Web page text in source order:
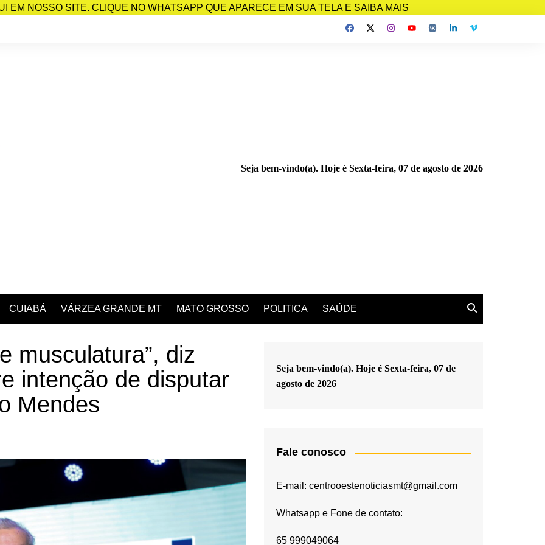
EM NOSSO SITE. CLIQUE NO WHATSAPP QUE APARECE EM SUA TELA E SAIBA MAIS
Seja bem-vindo(a). Hoje é Sexta-feira, 07 de agosto de 2026
CUIABÁ VÁRZEA GRANDE MT MATO GROSSO POLITICA SAÚDE
musculatura”, diz
intenção de disputar
Mendes
Seja bem-vindo(a). Hoje é Sexta-feira, 07 de
agosto de 2026
Fale conosco
E-mail: centrooestenoticiasmt@gmail.com
Whatsapp e Fone de contato:
65 999049064